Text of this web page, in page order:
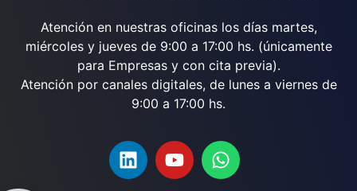
Atención en nuestras oficinas los días martes,
miércoles y jueves de 9:00 a 17:00 hs. (únicamente
para Empresas y con cita previa).
Atención por canales digitales, de lunes a viernes de
9:00 a 17:00 hs.